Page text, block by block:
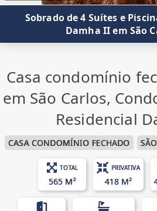
Sobrado de 4 Suítes e
Damha II em São
Casa condomínio
em São Carlos,
Residencial
CASA CONDOMÍNIO FECHADO
TOTAL
565 M²
PRIVATIVA
418 M²